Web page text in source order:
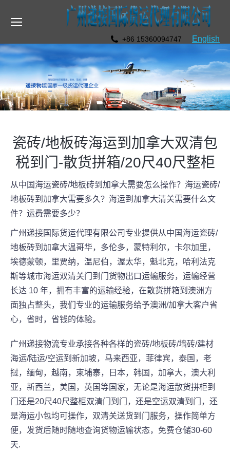
+86 15360094747 English
瓷砖/地板砖海运到加拿大双清包
税到门-散货拼箱/20尺40尺整柜
从中国海运瓷砖/地板砖到加拿大需要怎么操作？海运瓷砖/
地板砖到加拿大需要多久？海运到加拿大清关需要什么文
件？运费需要多少？
广州递接国际货运代理有限公司专业提供从中国海运瓷砖/
地板砖到加拿大温哥华，多伦多，蒙特利尔，卡尔加里，
埃德蒙顿，里贾纳，温尼伯，渥太华，魁北克，哈利法克
斯等城市海运双清关门到门货物出口运输服务，运输经营
长达 10 年，拥有丰富的运输经验，在散货拼箱到澳洲方
面独占整头，我们专业的运输服务给予澳洲/加拿大客户省
心，省时，省钱的体验。
广州递接物流专业承接各种各样的瓷砖/地板砖/墙砖/建材
海运/陆运/空运到新加坡，马来西亚，菲律宾，泰国，老
挝，缅甸，越南，柬埔寨，日本，韩国，加拿大，澳大利
亚，新西兰，美国，英国等国家，无论是海运散货拼柜到
门还是20尺40尺整柜双清门到门，还是空运双清到门，还
是海运小包均可操作，双清关送货到门服务，操作简单方
便，发货后随时随地查询货物运输状态，免费仓储30-60
天.